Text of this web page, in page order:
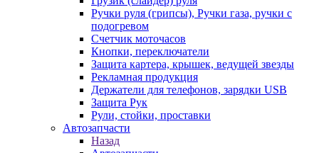
Ручки руля (грипсы), Ручки газа, ручки с
подогревом
Счетчик моточасов
Кнопки, переключатели
Защита картера, крышек, ведущей звезды
Рекламная продукция
Держатели для телефонов, зарядки USB
Защита Рук
Рули, стойки, проставки
Автозапчасти
Назад